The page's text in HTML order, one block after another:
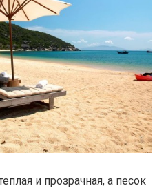
и прозрачная, а песок